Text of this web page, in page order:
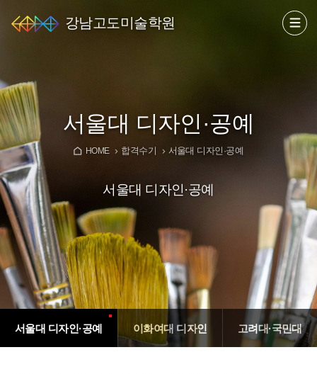
강남고도미술학원
서울대 디자인·공예
HOME 합격수기 서울대 디자인·공예
서울대 디자인·공예
서울대 디자인·공예 이화여대 디자인 고려대·국민대